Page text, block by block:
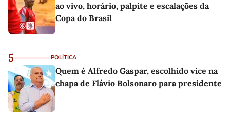
ao vivo, horário, palpite e escalações da
Copa do Brasil
5 POLÍTICA
Quem é Alfredo Gaspar, escolhido vice na
chapa de Flávio Bolsonaro para presidente